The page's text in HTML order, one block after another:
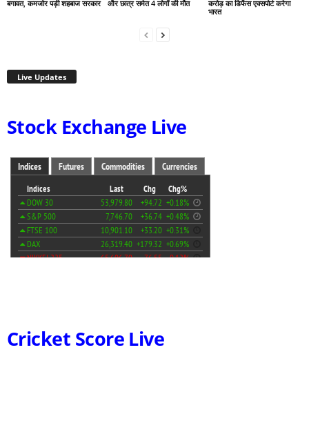
बगावत, कमजोर पड़ी शहबाज सरकार और छात्र समेत 4 लोगों की मौत
करोड़ का डिफेंस एक्सपोर्ट करेगा
भारत
Live Updates
Stock Exchange Live
Cricket Score Live